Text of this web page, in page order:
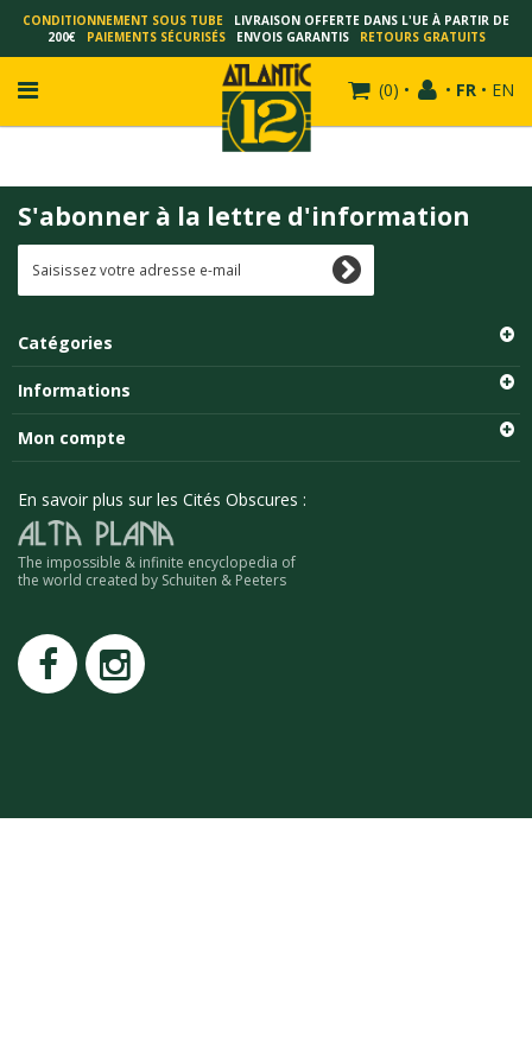
CONDITIONNEMENT SOUS TUBE
LIVRAISON OFFERTE DANS L'UE À PARTIR DE
200€
PAIEMENTS SÉCURISÉS ENVOIS GARANTIS RETOURS GRATUITS
(0) • • FR • EN
FRANÇOIS SCHUITEN
SCHUITEN - LAURENT DURIEUX
SCHUITEN - PEETERS
SCHUITEN - PLISSART
SCHUITEN - ZILLER
SCHUITEN - LI KUNWU
LUC SCHUITEN
ROMAIN RENARD
DAVID MERVEILLE
S'abonner à la lettre d'information
Catégories
Informations
Mon compte
En savoir plus sur les Cités Obscures :
The impossible & infinite encyclopedia of
the world created by Schuiten & Peeters